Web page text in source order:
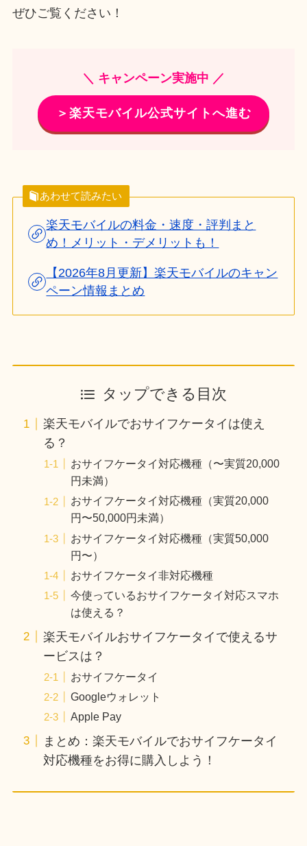
ぜひご覧ください！
＼ キャンペーン実施中 ／
＞楽天モバイル公式サイトへ進む
あわせて読みたい
楽天モバイルの料金・速度・評判まと
め！メリット・デメリットも！
【2026年8月更新】楽天モバイルのキャン
ペーン情報まとめ
タップできる目次
楽天モバイルでおサイフケータイは使え
る？
おサイフケータイ対応機種（〜実質20,000
円未満）
おサイフケータイ対応機種（実質20,000
円〜50,000円未満）
おサイフケータイ対応機種（実質50,000
円〜）
おサイフケータイ非対応機種
今使っているおサイフケータイ対応スマホ
は使える？
楽天モバイルおサイフケータイで使えるサ
ービスは？
おサイフケータイ
Googleウォレット
Apple Pay
まとめ：楽天モバイルでおサイフケータイ
対応機種をお得に購入しよう！